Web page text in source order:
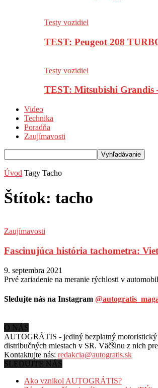
Testy vozidiel
TEST: Peugeot 208
Testy vozidiel
TEST: Mitsubishi Grandis
Video
Technika
Poradňa
Zaujímavosti
Úvod Tagy Tacho
Štítok: tacho
Zaujímavosti
Fascinujúca história tachometra:
9. septembra 2021
Prvé zariadenie na meranie rýchlosti v
Sledujte nás na Instagram
O NÁS
AUTOGRÁTIS - jediný bezplatný motoristický
distribučných miestach v SR. Väčšinu z nich
Kontaktujte nás: redakcia@autogratis.sk
SLEDUJTE NÁS
Ako vznikol AUTOGRÁTIS?